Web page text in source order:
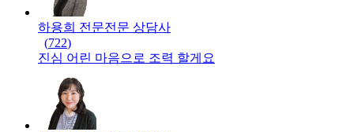
하용희 전문전문 상담사
(722)
진심 어린 마음으로 조력 할게요